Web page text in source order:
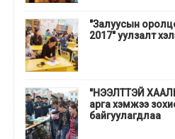
"Залуусын
2017" уулзалт
"НЭЭЛТТЭЙ
арга хэмжээ
байгуулагдлаа